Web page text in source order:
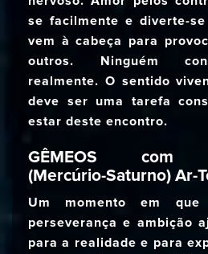
se facilmente e diverte-
vem à cabeça para
outros. Ninguém
realmente. O sentido
deve ser uma tarefa
estar deste encontro.
GÊMEOS com
(Mercúrio-Saturno) Ar-
Um momento em
perseverança e ambição
para a realidade e para